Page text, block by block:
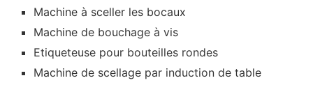
Machine à sceller les bocaux
Machine de bouchage à vis
Etiqueteuse pour bouteilles rondes
Machine de scellage par induction de table